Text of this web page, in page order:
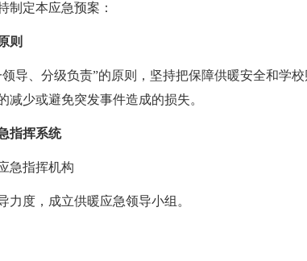
制定本应急预案：
则
、分级负责”的原则，坚持把保障供暖安全和学校
减少或避免突发事件造成的损失。
指挥系统
指挥机构
度，成立供暖应急领导小组。